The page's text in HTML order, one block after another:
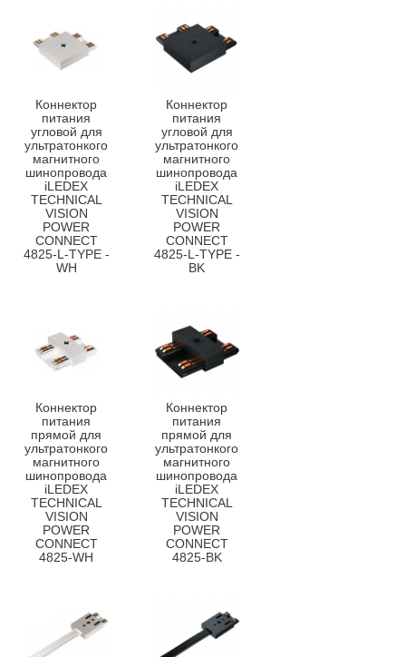
Коннектор
питания
угловой для
ультратонкого
магнитного
шинопровода
iLEDEX
TECHNICAL
VISION
POWER
CONNECT
4825-L-TYPE -
WH
Коннектор
питания
угловой для
ультратонкого
магнитного
шинопровода
iLEDEX
TECHNICAL
VISION
POWER
CONNECT
4825-L-TYPE -
BK
Коннектор
питания
прямой для
ультратонкого
магнитного
шинопровода
iLEDEX
TECHNICAL
VISION
POWER
CONNECT
4825-WH
Коннектор
питания
прямой для
ультратонкого
магнитного
шинопровода
iLEDEX
TECHNICAL
VISION
POWER
CONNECT
4825-BK